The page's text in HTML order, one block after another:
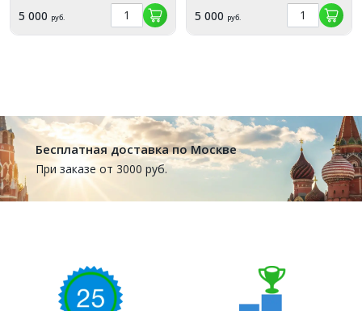
5 000 руб. 5 000 руб.
Бесплатная доставка по Москве
При заказе от 3000 руб.